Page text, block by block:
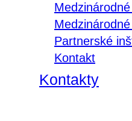
Partnerské
Kontakt
Kontakty